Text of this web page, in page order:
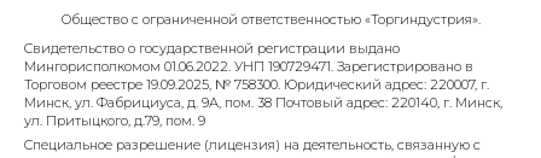
Общество с ограниченной ответственностью «Торгиндустрия».
Свидетельство о государственной регистрации выдано
Мингорисполкомом 01.06.2022. УНП 190729471. Зарегистрировано в
Торговом реестре 19.09.2025, № 758300. Юридический адрес: 220007, г.
Минск, ул. Фабрициуса, д. 9А, пом. 38 Почтовый адрес: 220140, г. Минск,
ул. Притыцкого, д.79, пом. 9
Специальное разрешение (лицензия) на деятельность, связанную с